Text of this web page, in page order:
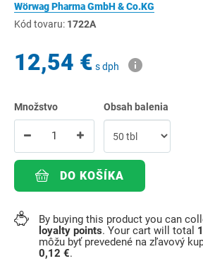
Wörwag Pharma GmbH & Co.KG
Kód tovaru: 1722A
12,54 € s dph
Množstvo Obsah balenia
DO KOŠÍKA
By buying this product you can
loyalty points. Your cart will total
môžu byť prevedené na zľavový
0,12 €.